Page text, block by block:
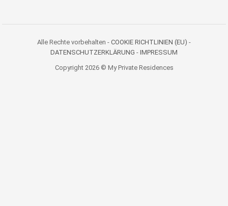
Alle Rechte vorbehalten - COOKIE RICHTLINIEN (EU) -
DATENSCHUTZERKLÄRUNG - IMPRESSUM
Copyright 2026 © My Private Residences